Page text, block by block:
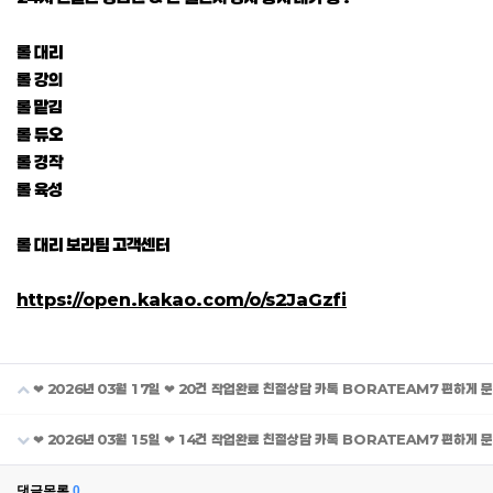
롤 대리
롤 강의
롤 맡김
롤 듀오
롤 경작
롤 육성
롤 대리 보라팀 고객센터
https://open.kakao.com/o/s2JaGzfi
❤ 2026년 03월 17일 ❤ 20건 작업완료 친절상담 카톡 BORATEAM7 편하게 문
❤ 2026년 03월 15일 ❤ 14건 작업완료 친절상담 카톡 BORATEAM7 편하게 문